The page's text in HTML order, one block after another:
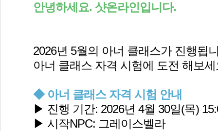
안녕하세요. 샷온라인입니다.
2026년 5월의 아너 클래스가 진행됩
아너 클래스 자격 시험에 도전 해보
◆ 아너 클래스 자격 시험 안내
▶ 진행 기간: 2026년 4월 30일(목)
▶ 시작NPC: 그레이스벨라